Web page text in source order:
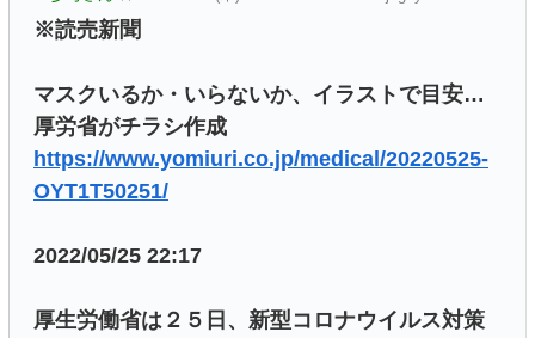
※読売新聞
マスクいるか・いらないか、イラストで目安…
厚労省がチラシ作成
https://www.yomiuri.co.jp/medical/20220525-
OYT1T50251/
2022/05/25 22:17
厚生労働省は２５日、新型コロナウイルス対策